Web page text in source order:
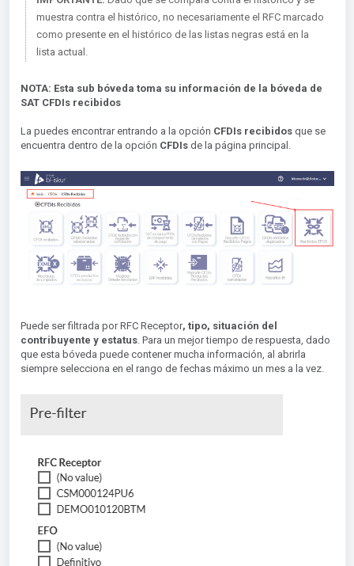
muestra contra el histórico, no necesariamente el RFC marcado
como presente en el histórico de las listas negras está en la
lista actual.
NOTA: Esta sub bóveda toma su información de la bóveda de
SAT CFDIs recibidos
La puedes encontrar entrando a la opción CFDIs recibidos que se
encuentra dentro de la opción CFDIs de la página principal.
Puede ser filtrada por RFC Receptor, tipo, situación del
contribuyente y estatus. Para un mejor tiempo de respuesta, dado
que esta bóveda puede contener mucha información, al abrirla
siempre selecciona en el rango de fechas máximo un mes a la vez.